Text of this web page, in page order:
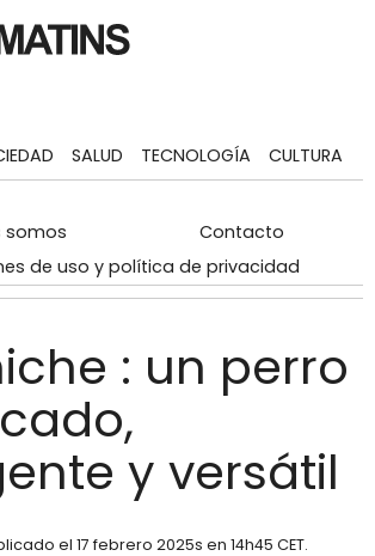
SALUD TECNOLOGÍA CULTURA
somos
Contacto
de uso y política de privacidad
: un perro
y versátil
el 17 febrero 2025s en 14h45 CET.